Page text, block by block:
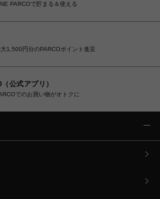
PARCOで貯まる＆使える
1,500円分のPARCOポイント進呈
公式アプリ）
でのお買い物がオトクに